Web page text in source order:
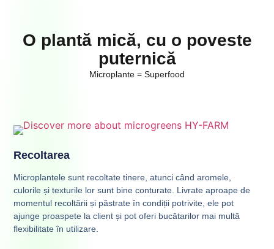
O plantă mică, cu o poveste
puternică
Microplante = Superfood
Recoltarea
Microplantele sunt recoltate tinere, atunci când aromele,
culorile și texturile lor sunt bine conturate. Livrate aproape de
momentul recoltării și păstrate în condiții potrivite, ele pot
ajunge proaspete la client și pot oferi bucătarilor mai multă
flexibilitate în utilizare.